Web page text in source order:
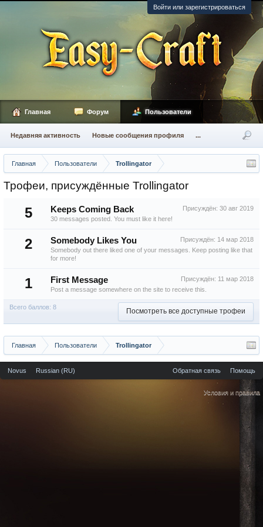
Войти или зарегистрироваться
Главная Пользователи Trollingator
Трофеи, присуждённые Trollingator
5 Присуждён: 30 авг 2019
Keeps Coming Back
30 messages posted. You must like it here!
2 Присуждён: 14 мар 2018
Somebody Likes You
Somebody out there liked one of your messages. Keep posting like that
for more!
1 Присуждён: 11 мар 2018
First Message
Post a message somewhere on the site to receive this.
Всего баллов: 8 Посмотреть все доступные трофеи
Главная Пользователи Trollingator
Главная Форум Пользователи
Недавняя активность Новые сообщения профиля ...
Novus Russian (RU) Обратная связь Помощь
Условия и правила